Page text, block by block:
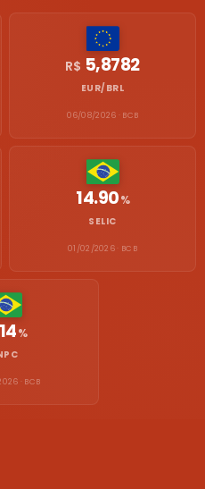
R$ 5,8782
EUR/BRL
06/08/2026 · BCB
14.90%
SELIC
01/02/2026 · BCB
%
· BCB